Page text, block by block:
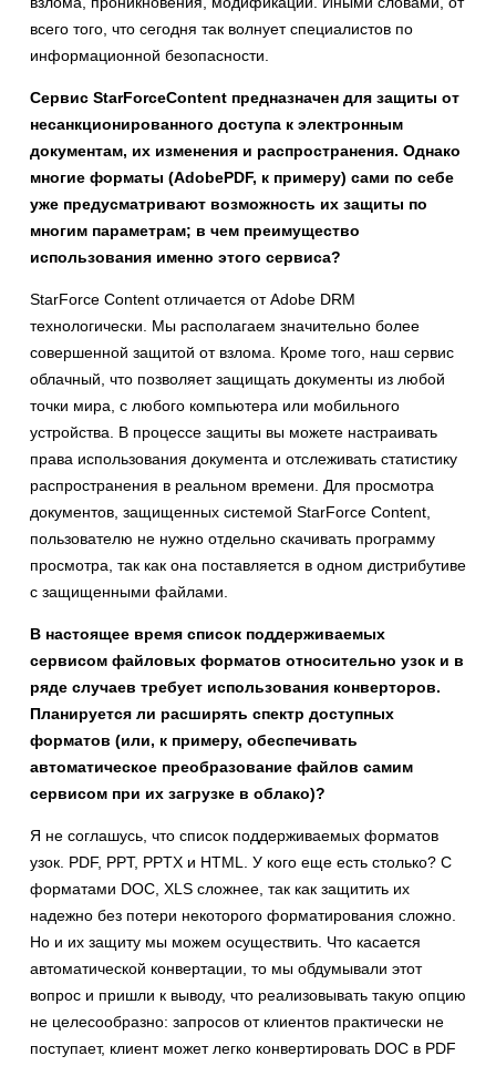
всего того, что сегодня так волнует специалистов по
информационной безопасности.
Сервис StarForceContent предназначен для защиты от
несанкционированного доступа к электронным
документам, их изменения и распространения. Однако
многие форматы (AdobePDF, к примеру) сами по себе
уже предусматривают возможность их защиты по
многим параметрам; в чем преимущество
использования именно этого сервиса?
StarForce Content отличается от Adobe DRM
технологически. Мы располагаем значительно более
совершенной защитой от взлома. Кроме того, наш сервис
облачный, что позволяет защищать документы из любой
точки мира, с любого компьютера или мобильного
устройства. В процессе защиты вы можете настраивать
права использования документа и отслеживать статистику
распространения в реальном времени. Для просмотра
документов, защищенных системой StarForce Content,
пользователю не нужно отдельно скачивать программу
просмотра, так как она поставляется в одном дистрибутиве
с защищенными файлами.
В настоящее время список поддерживаемых
сервисом файловых форматов относительно узок и в
ряде случаев требует использования конверторов.
Планируется ли расширять спектр доступных
форматов (или, к примеру, обеспечивать
автоматическое преобразование файлов самим
сервисом при их загрузке в облако)?
Я не соглашусь, что список поддерживаемых форматов
узок. PDF, PPT, PPTX и HTML. У кого еще есть столько? С
форматами DOC, XLS сложнее, так как защитить их
надежно без потери некоторого форматирования сложно.
Но и их защиту мы можем осуществить. Что касается
автоматической конвертации, то мы обдумывали этот
вопрос и пришли к выводу, что реализовывать такую опцию
не целесообразно: запросов от клиентов практически не
поступает, клиент может легко конвертировать DOC в PDF